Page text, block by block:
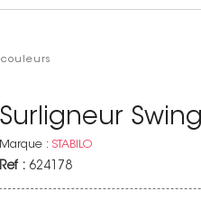
couleurs
Surligneur
Marque : STABILO
Ref : 624178